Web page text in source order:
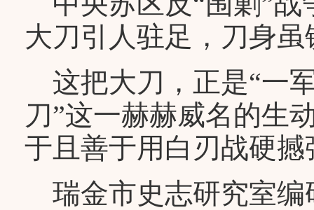
大刀引人驻足，刀身
这把大刀，正是“一
刀”这一赫赫威名的生
于且善于用白刃战硬撼
瑞金市史志研究室编